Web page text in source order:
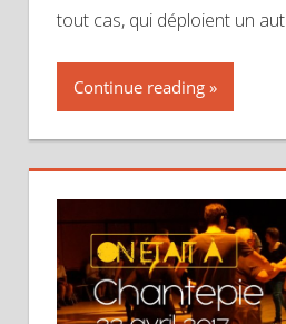
tout cas, qui déploient un
Continue reading